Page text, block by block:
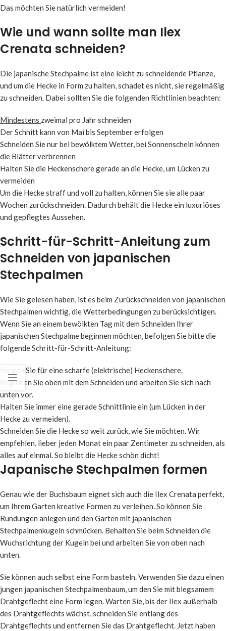
Das möchten Sie natürlich vermeiden!
Wie und wann sollte man Ilex
Crenata schneiden?
Die japanische Stechpalme ist eine leicht zu schneidende Pflanze,
und um die Hecke in Form zu halten, schadet es nicht, sie regelmäßig
zu schneiden. Dabei sollten Sie die folgenden Richtlinien beachten:
Mindestens zweimal pro Jahr schneiden
Der Schnitt kann von Mai bis September erfolgen
Schneiden Sie nur bei bewölktem Wetter, bei Sonnenschein können
die Blätter verbrennen
Halten Sie die Heckenschere gerade an die Hecke, um Lücken zu
vermeiden
Um die Hecke straff und voll zu halten, können Sie sie alle paar
Wochen zurückschneiden. Dadurch behält die Hecke ein luxuriöses
und gepflegtes Aussehen.
Schritt-für-Schritt-Anleitung zum
Schneiden von japanischen
Stechpalmen
Wie Sie gelesen haben, ist es beim Zurückschneiden von japanischen
Stechpalmen wichtig, die Wetterbedingungen zu berücksichtigen.
Wenn Sie an einem bewölkten Tag mit dem Schneiden Ihrer
japanischen Stechpalme beginnen möchten, befolgen Sie bitte die
folgende Schritt-für-Schritt-Anleitung:
Sorgen Sie für eine scharfe (elektrische) Heckenschere.
Beginnen Sie oben mit dem Schneiden und arbeiten Sie sich nach
unten vor.
Halten Sie immer eine gerade Schnittlinie ein (um Lücken in der
Hecke zu vermeiden).
Schneiden Sie die Hecke so weit zurück, wie Sie möchten. Wir
empfehlen, lieber jeden Monat ein paar Zentimeter zu schneiden, als
alles auf einmal. So bleibt die Hecke schön dicht!
Japanische Stechpalmen formen
Genau wie der Buchsbaum eignet sich auch die Ilex Crenata perfekt,
um Ihrem Garten kreative Formen zu verleihen. So können Sie
Rundungen anlegen und den Garten mit japanischen
Stechpalmenkugeln schmücken. Behalten Sie beim Schneiden die
Wuchsrichtung der Kugeln bei und arbeiten Sie von oben nach
unten.
Sie können auch selbst eine Form basteln. Verwenden Sie dazu einen
jungen japanischen Stechpalmenbaum, um den Sie mit biegsamem
Drahtgeflecht eine Form legen. Warten Sie, bis der Ilex außerhalb
des Drahtgeflechts wächst, schneiden Sie entlang des
Drahtgeflechts und entfernen Sie das Drahtgeflecht. Jetzt haben